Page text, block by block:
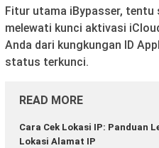
Fitur utama iBypasser, tentu
melewati kunci aktivasi
Anda dari kungkungan ID
status terkunci.
READ MORE
Cara Cek Lokasi IP: Panduan
Lokasi Alamat IP